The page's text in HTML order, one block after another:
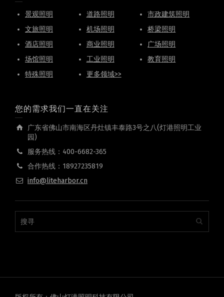
景观照明 道路照明
市政建筑照明
文旅照明
机场照明
桥梁照明
酒店照明
商业照明
广场照明
场馆照明
工业照明
教育照明
特殊照明
更多领域>>
您的需求我们一直在关注
广东省佛山市南海区丹灶镇丰泰路3号之八(灯港照明工业
园)
服务热线：400-6682-365
合作热线：18927235819
info@liteharbor.cn